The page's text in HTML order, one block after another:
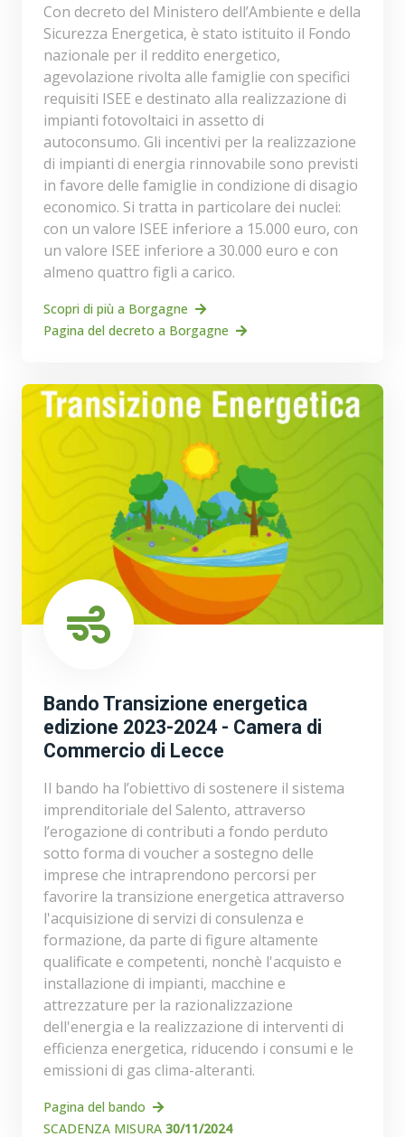
Con decreto del Ministero dell’Ambiente e della
Sicurezza Energetica, è stato istituito il Fondo
nazionale per il reddito energetico,
agevolazione rivolta alle famiglie con specifici
requisiti ISEE e destinato alla realizzazione di
impianti fotovoltaici in assetto di
autoconsumo. Gli incentivi per la realizzazione
di impianti di energia rinnovabile sono previsti
in favore delle famiglie in condizione di disagio
economico. Si tratta in particolare dei nuclei:
con un valore ISEE inferiore a 15.000 euro, con
un valore ISEE inferiore a 30.000 euro e con
almeno quattro figli a carico.
Scopri di più a Borgagne
Pagina del decreto a Borgagne
Bando Transizione energetica
edizione 2023-2024 - Camera di
Commercio di Lecce
Il bando ha l’obiettivo di sostenere il sistema
imprenditoriale del Salento, attraverso
l’erogazione di contributi a fondo perduto
sotto forma di voucher a sostegno delle
imprese che intraprendono percorsi per
favorire la transizione energetica attraverso
l'acquisizione di servizi di consulenza e
formazione, da parte di figure altamente
qualificate e competenti, nonchè l'acquisto e
installazione di impianti, macchine e
attrezzature per la razionalizzazione
dell'energia e la realizzazione di interventi di
efficienza energetica, riducendo i consumi e le
emissioni di gas clima-alteranti.
Pagina del bando
SCADENZA MISURA 30/11/2024